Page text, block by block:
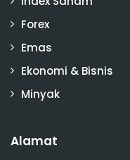
Forex
Emas
Ekonomi & Bisnis
Minyak
Alamat